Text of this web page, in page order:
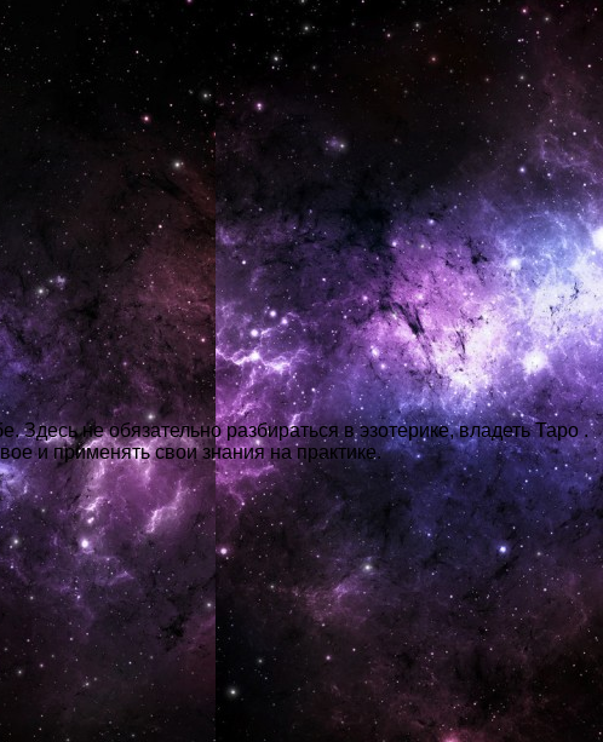
не обязательно разбираться в эзотерике, владеть Таро .
и применять свои знания на практике.